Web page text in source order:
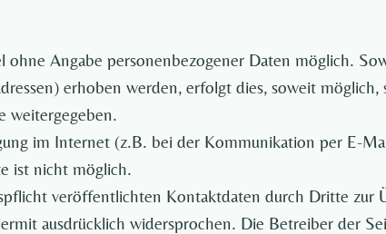
ohne Angabe personenbezogener Daten möglich.
erhoben werden, erfolgt dies, soweit
weitergegeben.
im Internet (z.B. bei der Kommunikation per E-
ist nicht möglich.
veröffentlichten Kontaktdaten durch Dritte zur
ausdrücklich widersprochen. Die Betreiber der